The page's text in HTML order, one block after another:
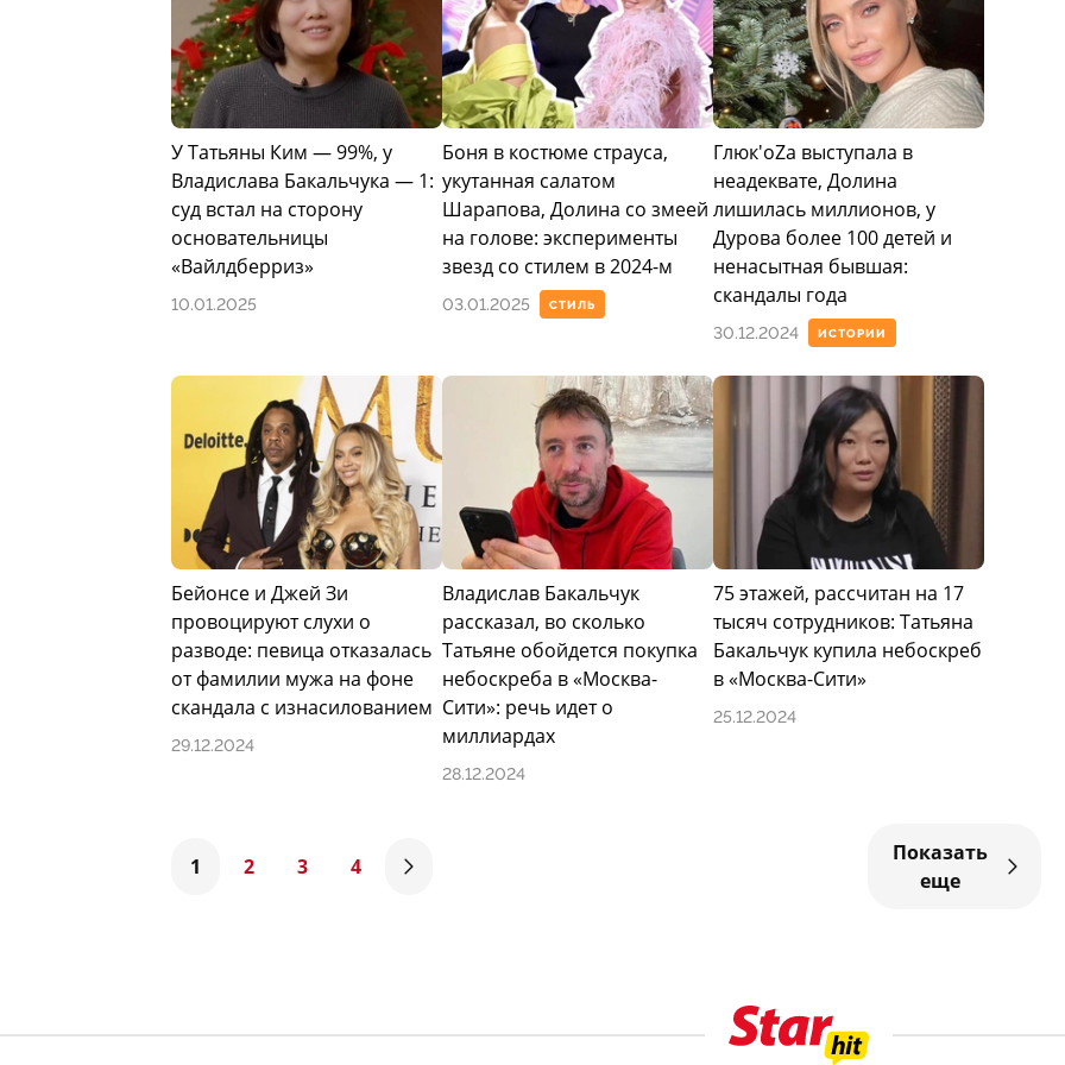
ритейлера «ВсеИнструменты.ру».
Фото: соцсети
У Татьяны Ким — 99%, у
Владислава Бакальчука — 1:
суд встал на сторону
основательницы
«Вайлдберриз»
10.01.2025 СТИЛЬ
Боня в костюме страуса,
укутанная салатом
Шарапова, Долина со змеей
на голове: эксперименты
звезд со стилем в 2024-м
03.01.2025
ИСТОРИИ
Глюк'оZа выступала в
неадеквате, Долина
лишилась миллионов, у
Дурова более 100 детей и
ненасытная бывшая:
скандалы года
30.12.2024
Бейонсе и Джей Зи
провоцируют слухи о
разводе: певица отказалась
от фамилии мужа на фоне
скандала с изнасилованием
29.12.2024
Владислав Бакальчук
рассказал, во сколько
Татьяне обойдется покупка
небоскреба в «Москва-
Сити»: речь идет о
миллиардах
28.12.2024
75 этажей, рассчитан на 17
тысяч сотрудников: Татьяна
Бакальчук купила небоскреб
в «Москва-Сити»
25.12.2024
1 2 3 4
Показать
еще